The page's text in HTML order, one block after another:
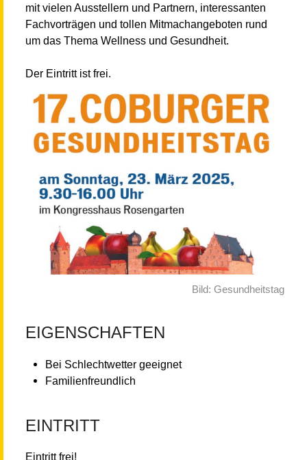
mit vielen Ausstellern und Partnern, interessanten
Fachvorträgen und tollen Mitmachangeboten rund
um das Thema Wellness und Gesundheit.
Der Eintritt ist frei.
Bild: Gesundheitstag
EIGENSCHAFTEN
Bei Schlechtwetter geeignet
Familienfreundlich
EINTRITT
Eintritt frei!